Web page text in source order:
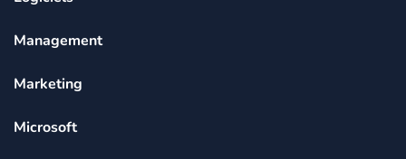
Management
Marketing
Microsoft